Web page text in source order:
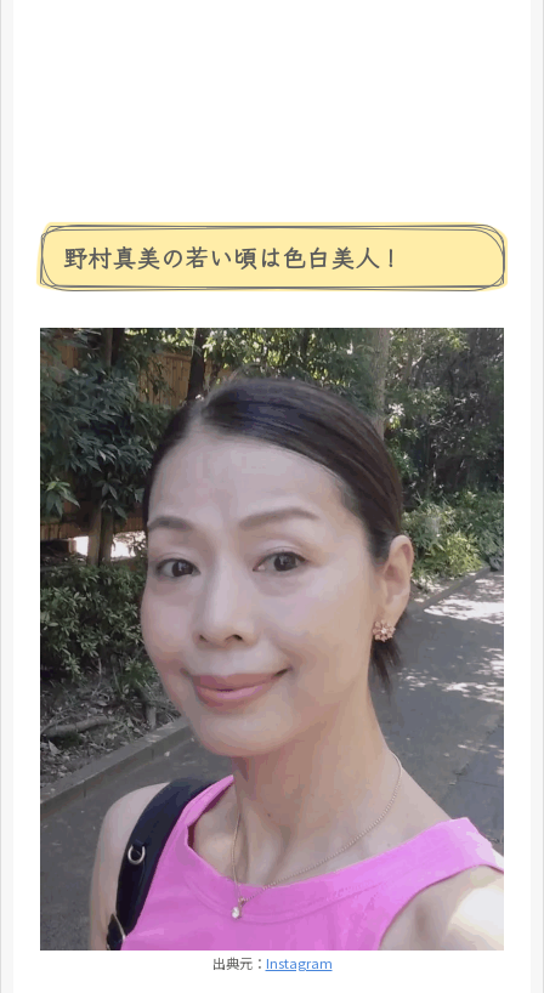
野村真美の若い頃は色白美人！
出典元： Instagram